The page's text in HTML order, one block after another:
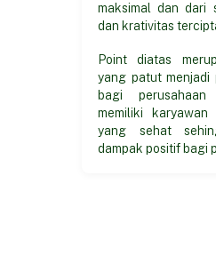
maksimal dan dari
dan krativitas
Point diatas
yang patut menjadi
bagi
memiliki
yang sehat
dampak positif bagi